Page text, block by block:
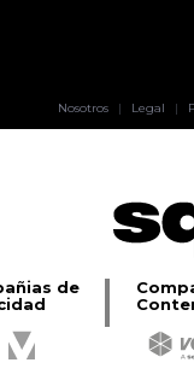
Nosotros | Legal |
de